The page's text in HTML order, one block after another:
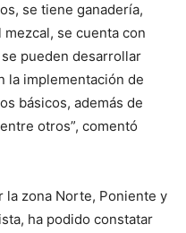
se tiene ganadería,
se cuenta con
pueden desarrollar
la implementación de
básicos, además de
otros”, comentó
zona Norte, Poniente y
ha podido constatar